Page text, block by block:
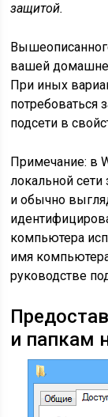
защитой.
вашей
При иных
потребоваться
подсети в
Примечание: в
локальной сети
и обычно
компьютера
имя
руководстве
и папкам